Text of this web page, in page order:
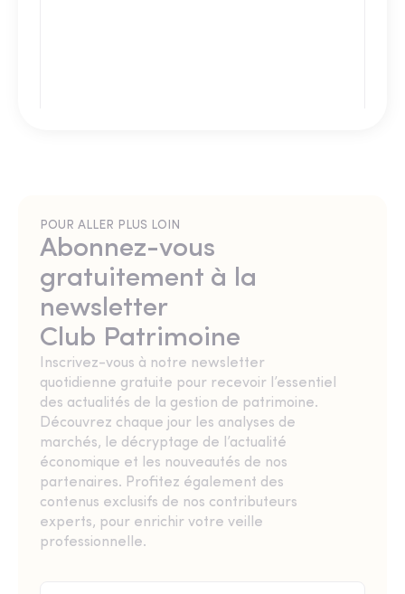
POUR ALLER PLUS LOIN
Abonnez-vous
gratuitement à la
newsletter
Club Patrimoine
Inscrivez-vous à notre newsletter
quotidienne gratuite pour recevoir l’essentiel
des actualités de la gestion de patrimoine.
Découvrez chaque jour les analyses de
marchés, le décryptage de l’actualité
économique et les nouveautés de nos
partenaires. Profitez également des
contenus exclusifs de nos contributeurs
experts, pour enrichir votre veille
professionnelle.